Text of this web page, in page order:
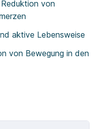
wie
und
eingesetzt werden
und wissenschaftlich
der
von
aktive Lebensweise
von Bewegung in den